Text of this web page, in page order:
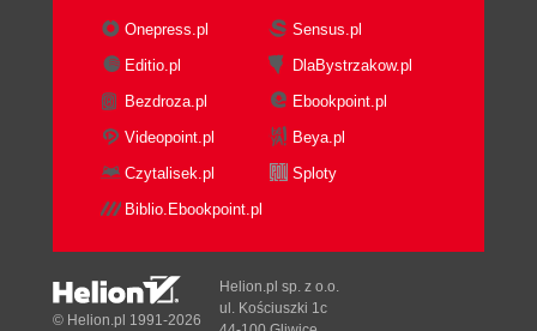
Onepress.pl
Sensus.pl
Editio.pl
DlaBystrzakow.pl
Bezdroza.pl
Ebookpoint.pl
Videopoint.pl
Beya.pl
Czytalisek.pl
Sploty
Biblio.Ebookpoint.pl
© Helion.pl 1991-2026
Helion.pl sp. z o.o.
ul. Kościuszki 1c